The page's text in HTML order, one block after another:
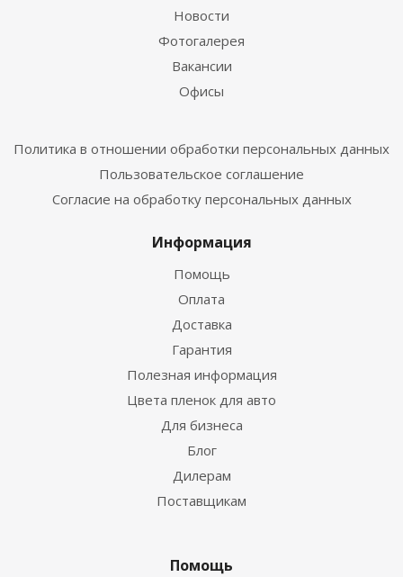
Новости
Фотогалерея
Вакансии
Офисы
Политика в отношении обработки персональных данных
Пользовательское соглашение
Согласие на обработку персональных данных
Информация
Помощь
Оплата
Доставка
Гарантия
Полезная информация
Цвета пленок для авто
Для бизнеса
Блог
Дилерам
Поставщикам
Помощь